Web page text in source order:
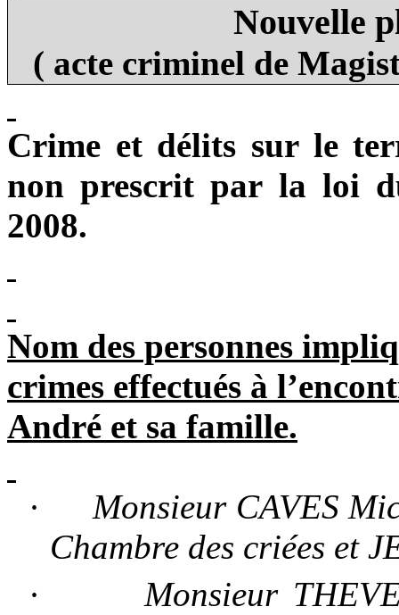
Nouvelle
( acte criminel de
Crime et délits sur le
non prescrit par la loi
2008.
Nom des personnes
crimes effectués à
André et sa famille.
·
Monsieur CAVES
Chambre des criées et
·
Monsieur